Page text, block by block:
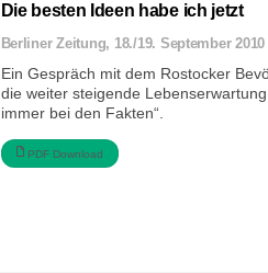
Die besten Ideen habe ich jetzt
Berliner Zeitung, 18./19. September 2010
Ein Gespräch mit dem Rostocker
die weiter steigende
immer bei den Fakten“.
PDF Download